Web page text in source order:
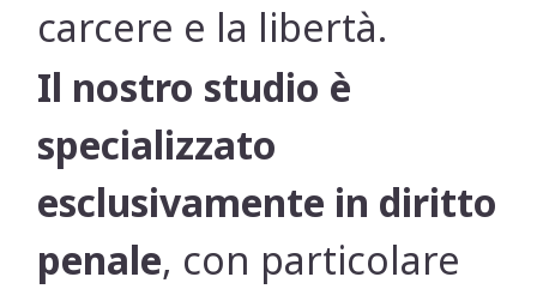
carcere e la libertà.
Il nostro studio è
specializzato
esclusivamente in diritto
penale, con particolare